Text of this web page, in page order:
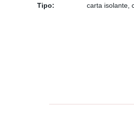
Tipo:
carta isolante,